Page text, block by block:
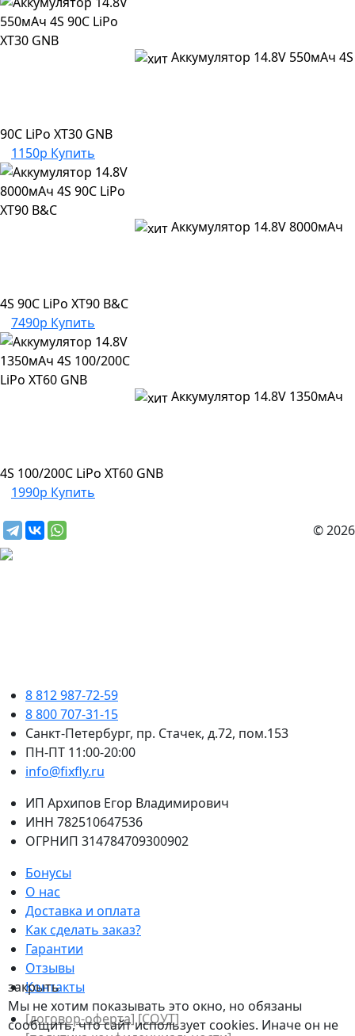
закрыть
Мы не хотим показывать это окно, но обязаны
сообщить, что сайт использует cookies. Иначе он не
Аккумулятор 14.8V 550мАч 4S
90C LiPo XT30 GNB
1150р Купить
Аккумулятор 14.8V 8000мАч
4S 90C LiPo XT90 B&C
7490р Купить
Аккумулятор 14.8V 1350мАч
4S 100/200C LiPo XT60 GNB
1990р Купить
© 2026
8 812 987-72-59
8 800 707-31-15
Санкт-Петербург, пр. Стачек, д.72, пом.153
ПН-ПТ 11:00-20:00
info@fixfly.ru
ИП Архипов Егор Владимирович
ИНН 782510647536
ОГРНИП 314784709300902
Бонусы
О нас
Доставка и оплата
Как сделать заказ?
Гарантии
Отзывы
Контакты
[договор-оферта] [СОУТ]